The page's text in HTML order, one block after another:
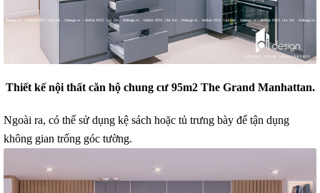
Thiết kế nội thất căn hộ chung cư 95m2 The Grand Manhattan.
Ngoài ra, có thể sử dụng kệ sách hoặc tủ trưng bày để tận dụng
không gian trống góc tường.